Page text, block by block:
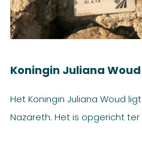
Koningin Juliana Woud
Het Koningin Juliana Woud
Nazareth. Het is opgericht ter